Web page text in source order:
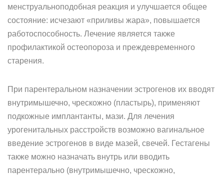
менструальноподобная реакция и улучшается общее
состояние: исчезают «приливы жара», повышается
работоспособность. Лечение является также
профилактикой остеопороза и преждевременного
старения.
При парентеральном назначении эстрогенов их вводят
внутримышечно, чрескожно (пластырь), применяют
подкожные имплантанты, мази. Для лечения
урогенитальных расстройств возможно вагинальное
введение эстрогенов в виде мазей, свечей. Гестагены
также можно назначать внутрь или вводить
парентерально (внутримышечно, чрескожно,